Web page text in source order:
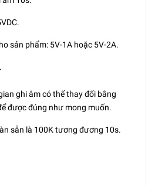
sản phẩm: 5V-1A hoặc 5V-2A.
ghi âm có thể thay đổi bằng
được đúng như mong muốn.
sẵn là 100K tương đương 10s.